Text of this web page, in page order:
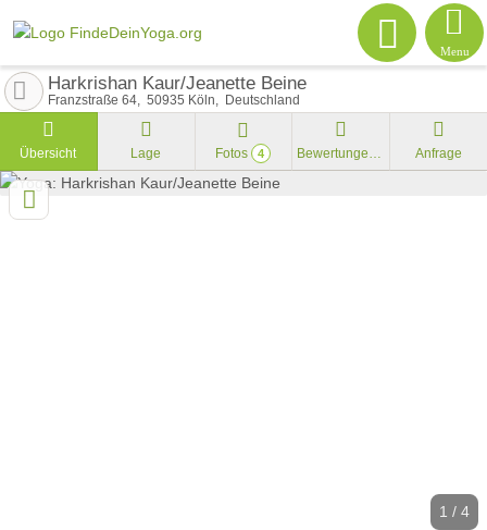
Menu
Harkrishan Kaur/Jeanette Beine
Franzstraße 64 50935 Köln Deutschland
Übersicht Lage Fotos 4 Bewertungen Anfrage
1 / 4